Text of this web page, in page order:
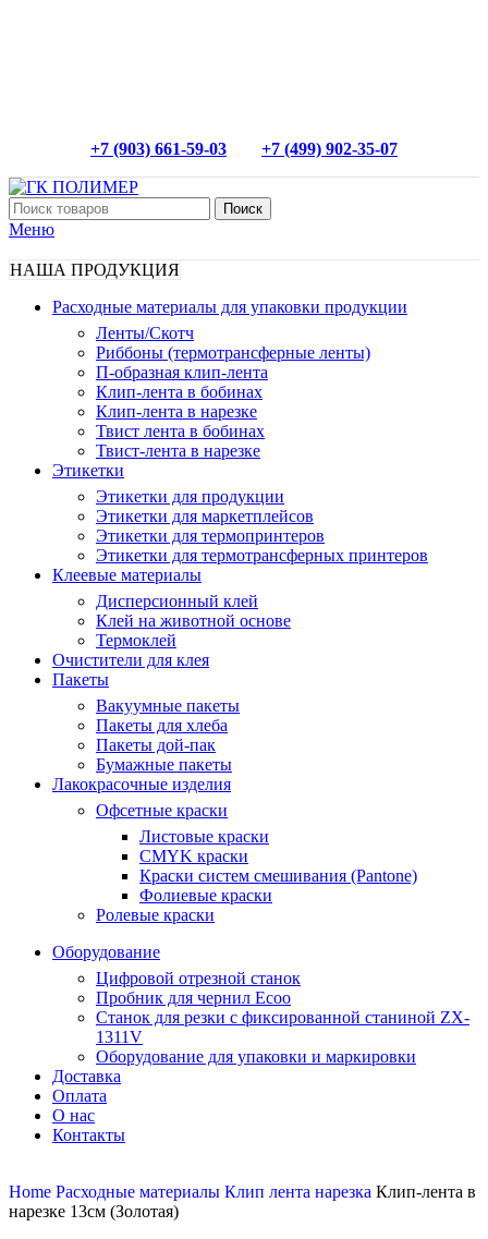
+7 (903) 661-59-03 +7 (499) 902-35-07
Поиск
Меню
НАША ПРОДУКЦИЯ
Расходные материалы для упаковки продукции
Ленты/Скотч
Риббоны (термотрансферные ленты)
П-образная клип-лента
Клип-лента в бобинах
Клип-лента в нарезке
Твист лента в бобинах
Твист-лента в нарезке
Этикетки
Этикетки для продукции
Этикетки для маркетплейсов
Этикетки для термопринтеров
Этикетки для термотрансферных принтеров
Клеевые материалы
Дисперсионный клей
Клей на животной основе
Термоклей
Очистители для клея
Пакеты
Вакуумные пакеты
Пакеты для хлеба
Пакеты дой-пак
Бумажные пакеты
Лакокрасочные изделия
Офсетные краски
Листовые краски
CMYK краски
Краски систем смешивания (Pantone)
Фолиевые краски
Ролевые краски
Оборудование
Цифровой отрезной станок
Пробник для чернил Ecoo
Станок для резки с фиксированной станиной ZX-
1311V
Оборудование для упаковки и маркировки
Доставка
Оплата
О нас
Контакты
Home Расходные материалы Клип лента нарезка Клип-лента в
нарезке 13см (Золотая)